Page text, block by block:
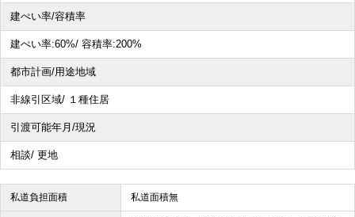
建ぺい率/容積率
建ぺい率:60%/ 容積率:200%
都市計画/用途地域
非線引区域/ １種住居
引渡可能年月/現況
相談/ 更地
私道負担面積 私道面積無